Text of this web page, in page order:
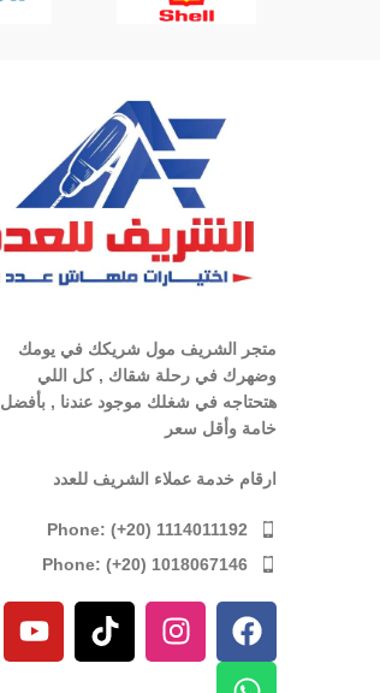
متجر الشريف مول شريكك في يومك
وضهرك في رحلة شقاك , كل اللي
هتحتاجه في شغلك موجود عندنا , بأفضل
خامة وأقل سعر
ارقام خدمة عملاء الشريف للعدد
Phone: (+20) 1114011192
Phone: (+20) 1018067146